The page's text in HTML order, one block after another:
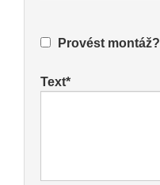
Provést montáž?
Text*